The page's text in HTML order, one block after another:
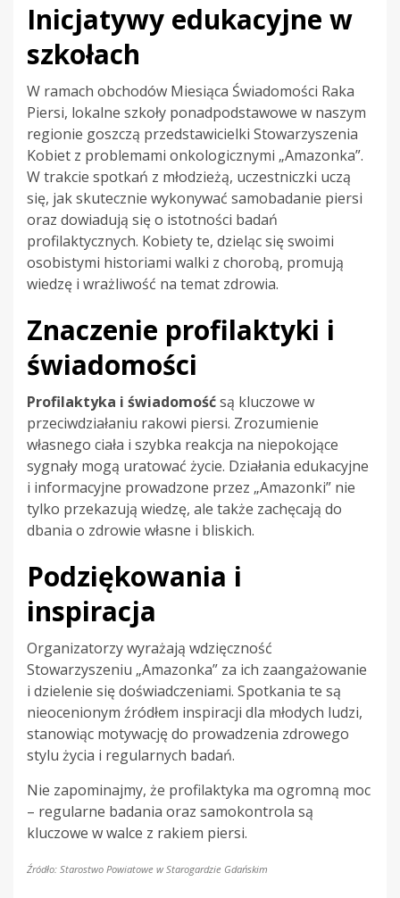
Inicjatywy edukacyjne w
szkołach
W ramach obchodów Miesiąca Świadomości Raka
Piersi, lokalne szkoły ponadpodstawowe w naszym
regionie goszczą przedstawicielki Stowarzyszenia
Kobiet z problemami onkologicznymi „Amazonka”.
W trakcie spotkań z młodzieżą, uczestniczki uczą
się, jak skutecznie wykonywać samobadanie piersi
oraz dowiadują się o istotności badań
profilaktycznych. Kobiety te, dzieląc się swoimi
osobistymi historiami walki z chorobą, promują
wiedzę i wrażliwość na temat zdrowia.
Znaczenie profilaktyki i
świadomości
Profilaktyka i świadomośćsą kluczowe w
przeciwdziałaniu rakowi piersi. Zrozumienie
własnego ciała i szybka reakcja na niepokojące
sygnały mogą uratować życie. Działania edukacyjne
i informacyjne prowadzone przez „Amazonki” nie
tylko przekazują wiedzę, ale także zachęcają do
dbania o zdrowie własne i bliskich.
Podziękowania i
inspiracja
Organizatorzy wyrażają wdzięczność
Stowarzyszeniu „Amazonka” za ich zaangażowanie
i dzielenie się doświadczeniami. Spotkania te są
nieocenionym źródłem inspiracji dla młodych ludzi,
stanowiąc motywację do prowadzenia zdrowego
stylu życia i regularnych badań.
Nie zapominajmy, że profilaktyka ma ogromną moc
– regularne badania oraz samokontrola są
kluczowe w walce z rakiem piersi.
Źródło: Starostwo Powiatowe w Starogardzie Gdańskim